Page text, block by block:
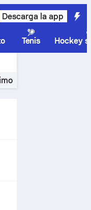
Descarga la app
Tenis Hockey